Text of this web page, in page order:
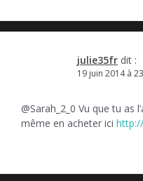
julie35fr dit :
19 juin 2014 à
@Sarah_2_0 Vu que tu as
même en acheter ici